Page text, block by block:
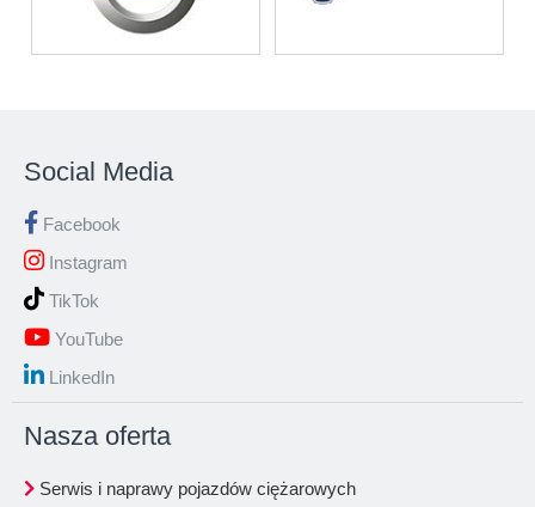
Social Media
Facebook
Instagram
TikTok
YouTube
LinkedIn
Nasza oferta
Serwis i naprawy pojazdów ciężarowych